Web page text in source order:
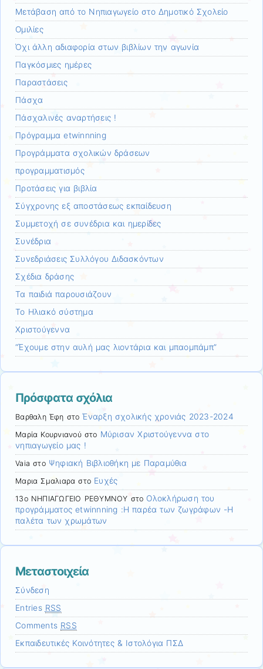
Μετάβαση από το Νηπιαγωγείο στο Δημοτικό Σχολείο
Ομιλίες
Όχι άλλη αδιαφορία στων βιβλίων την αγωνία
Παγκόσμιες ημέρες
Παραστάσεις
Πάσχα
Πάσχαλινές αναρτήσεις !
Πρόγραμμα etwinnning
Προγράμματα σχολικών δράσεων
προγραμματισμός
Προτάσεις για βιβλία
Σύγχρονης εξ αποστάσεως εκπαίδευση
Συμμετοχή σε συνέδρια και ημερίδες
Συνέδρια
Συνεδριάσεις Συλλόγου Διδασκόντων
Σχέδια δράσης
Τα παιδιά παρουσιάζουν
Το Ηλιακό σύστημα
Χριστούγεννα
“Έχουμε στην αυλή μας λιοντάρια και μπαομπάμπ”
Πρόσφατα σχόλια
Βαρθαλη Έφη στοΈναρξη σχολικής χρονιάς 2023-2024
Μαρία Κουρνιανούστο Μύρισαν Χριστούγεννα στο
νηπιαγωγείο μας !
Vaia στο Ψηφιακή Βιβλιοθήκη με Παραμύθια
Μαρια Σμαλιαρα στο Ευχές
13ο ΝΗΠΙΑΓΩΓΕΙΟ ΡΕΘΥΜΝΟΥ στο Ολοκλήρωση του
προγράμματος etwinnning :H παρέα των ζωγράφων -Η
παλέτα των χρωμάτων
Μεταστοιχεία
Σύνδεση
Entries RSS
Comments RSS
Εκπαιδευτικές Κοινότητες & Ιστολόγια ΠΣΔ